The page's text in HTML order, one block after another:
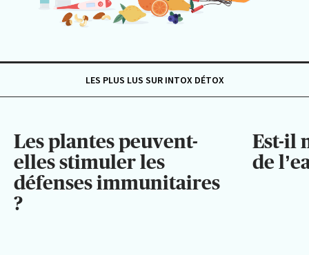
LES PLUS LUS SUR INTOX DÉTOX
Les plantes peuvent-
elles stimuler les
défenses immunitaires
?
Est-il
de